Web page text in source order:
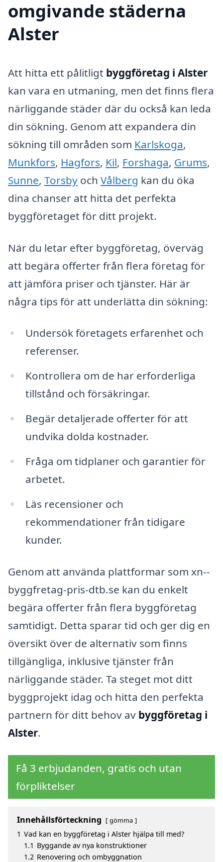
omgivande städerna
Alster
Att hitta ett pålitligt byggföretag i Alster
kan vara en utmaning, men det finns flera
närliggande städer där du också kan leda
din sökning. Genom att expandera din
sökning till områden som Karlskoga,
Munkfors, Hagfors, Kil, Forshaga, Grums,
Sunne, Torsby och Vålberg kan du öka
dina chanser att hitta det perfekta
byggföretaget för ditt projekt.
När du letar efter byggföretag, överväg
att begära offerter från flera företag för
att jämföra priser och tjänster. Här är
några tips för att underlätta din sökning:
Undersök företagets erfarenhet och
referenser.
Kontrollera om de har erforderliga
tillstånd och försäkringar.
Begär detaljerade offerter för att
undvika dolda kostnader.
Fråga om tidplaner och garantier för
arbetet.
Läs recensioner och
rekommendationer från tidigare
kunder.
Genom att använda plattformar som xn--
byggfretag-pris-dtb.se kan du enkelt
begära offerter från flera byggföretag
samtidigt. Detta sparar tid och ger dig en
översikt över de alternativ som finns
tillgängliga, inklusive tjänster från
närliggande städer. Ta steget mot ditt
byggprojekt idag och hitta den perfekta
partnern för ditt behov av byggföretag i
Alster.
Få 3 erbjudanden, gratis och utan
förpliktelser
Innehållsförteckning gömma
1 Vad kan en byggföretag i Alster hjälpa till med?
1.1 Byggande av nya konstruktioner
1.2 Renovering och ombyggnation